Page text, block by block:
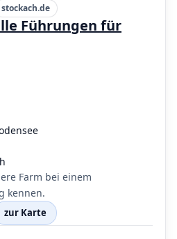
stockach.de
Führungen für
Farm bei einem
kennen.
zur Karte